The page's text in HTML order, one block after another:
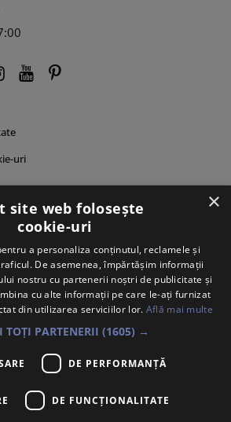
uri
×
site web folosește
cookie-uri
a personaliza conținutul, reclamele și
De asemenea, împărtășim informații
nostru cu partenerii noștri de publicitate și
cu alte informații pe care le-ați furnizat
din utilizarea serviciilor lor. Află mai multe
TOȚI PARTENERII (1605) →
DE PERFORMANȚĂ
DE FUNCŢIONALITATE